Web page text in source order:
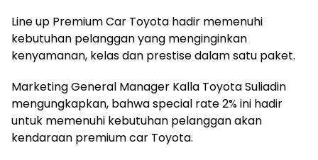
Line up Premium Car Toyota hadir memenuhi
kebutuhan pelanggan yang menginginkan
kenyamanan, kelas dan prestise dalam satu paket.
Marketing General Manager Kalla Toyota Suliadin
mengungkapkan, bahwa special rate 2% ini hadir
untuk memenuhi kebutuhan pelanggan akan
kendaraan premium car Toyota.